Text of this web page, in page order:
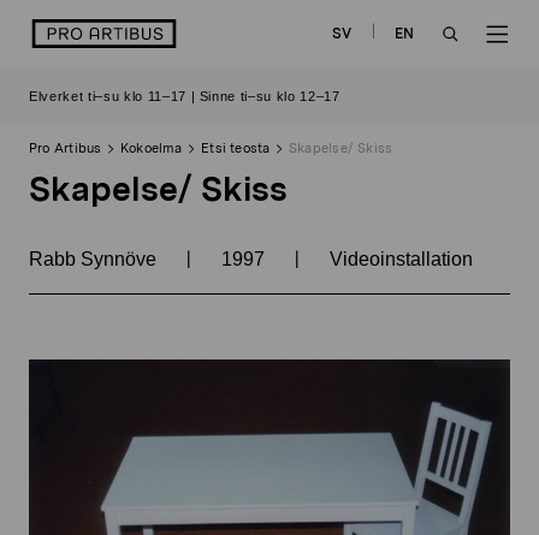
sisältöön
logo SV
EN
Elverket ti–su klo 11–17 | Sinne ti–su klo 12–17
Pro Artibus Kokoelma Etsi teosta Skapelse/ Skiss
Skapelse/ Skiss
Rabb Synnöve | 1997 | Videoinstallation